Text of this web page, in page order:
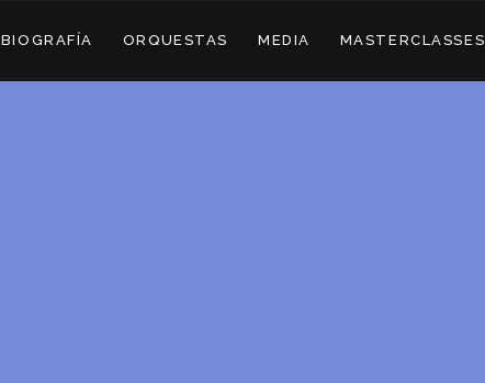
BIOGRAFÍA ORQUESTAS MEDIA MASTERCLASSES